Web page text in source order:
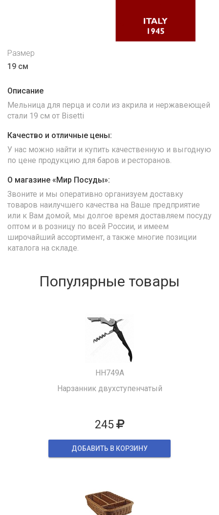
Размер
19 см
Описание
Мельница для перца и соли из акрила и нержавеющей
стали 19 см от Bisetti
Качество и отличные цены:
У нас можно найти и купить качественную и выгодную
по цене продукцию для баров и ресторанов.
О магазине «Мир Посуды»:
Звоните и мы оперативно организуем доставку
товаров наилучшего качества на Ваше предприятие
или к Вам домой, мы долгое время доставляем посуду
оптом и в розницу по всей России, и имеем
широчайший ассортимент, а также многие позиции
каталога на складе.
Популярные товары
HH749A
Нарзанник двухступенчатый
245
ДОБАВИТЬ В КОРЗИНУ